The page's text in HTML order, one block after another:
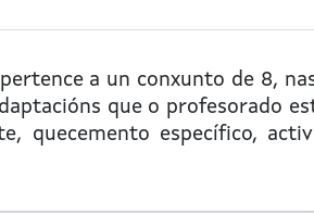
a un conxunto de 8,
que o profesorado
quecemento específico,